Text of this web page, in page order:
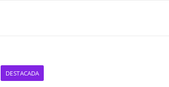
DESTACADA